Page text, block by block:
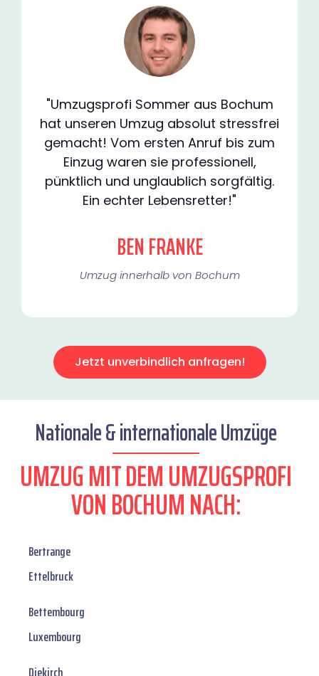
"Umzugsprofi Sommer aus Bochum
hat unseren Umzug absolut stressfrei
gemacht! Vom ersten Anruf bis zum
Einzug waren sie professionell,
pünktlich und unglaublich sorgfältig.
Ein echter Lebensretter!"
BEN FRANKE
Umzug innerhalb von Bochum​
Jetzt unverbindlich anfragen!
Nationale & internationale Umzüge
UMZUG MIT DEM UMZUGSPROFI
VON BOCHUM NACH:
Bertrange
Ettelbruck
Bettembourg
Luxembourg